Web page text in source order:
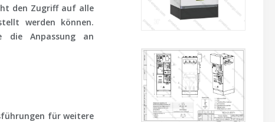
den Zugriff auf alle
werden können.
die Anpassung an
für weitere